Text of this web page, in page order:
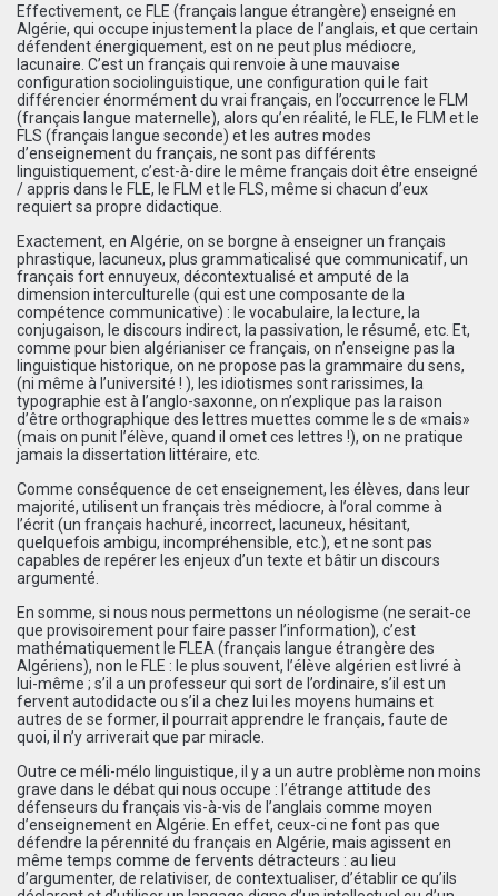
Effectivement, ce FLE (français langue étrangère) enseigné en
Algérie, qui occupe injustement la place de l’anglais, et que certain
défendent énergiquement, est on ne peut plus médiocre,
lacunaire. C’est un français qui renvoie à une mauvaise
configuration sociolinguistique, une configuration qui le fait
différencier énormément du vrai français, en l’occurrence le FLM
(français langue maternelle), alors qu’en réalité, le FLE, le FLM et le
FLS (français langue seconde) et les autres modes
d’enseignement du français, ne sont pas différents
linguistiquement, c’est-à-dire le même français doit être enseigné
/ appris dans le FLE, le FLM et le FLS, même si chacun d’eux
requiert sa propre didactique.
Exactement, en Algérie, on se borgne à enseigner un français
phrastique, lacuneux, plus grammaticalisé que communicatif, un
français fort ennuyeux, décontextualisé et amputé de la
dimension interculturelle (qui est une composante de la
compétence communicative) : le vocabulaire, la lecture, la
conjugaison, le discours indirect, la passivation, le résumé, etc. Et,
comme pour bien algérianiser ce français, on n’enseigne pas la
linguistique historique, on ne propose pas la grammaire du sens,
(ni même à l’université ! ), les idiotismes sont rarissimes, la
typographie est à l’anglo-saxonne, on n’explique pas la raison
d’être orthographique des lettres muettes comme le s de «mais»
(mais on punit l’élève, quand il omet ces lettres !), on ne pratique
jamais la dissertation littéraire, etc.
Comme conséquence de cet enseignement, les élèves, dans leur
majorité, utilisent un français très médiocre, à l’oral comme à
l’écrit (un français hachuré, incorrect, lacuneux, hésitant,
quelquefois ambigu, incompréhensible, etc.), et ne sont pas
capables de repérer les enjeux d’un texte et bâtir un discours
argumenté.
En somme, si nous nous permettons un néologisme (ne serait-ce
que provisoirement pour faire passer l’information), c’est
mathématiquement le FLEA (français langue étrangère des
Algériens), non le FLE : le plus souvent, l’élève algérien est livré à
lui-même ; s’il a un professeur qui sort de l’ordinaire, s’il est un
fervent autodidacte ou s’il a chez lui les moyens humains et
autres de se former, il pourrait apprendre le français, faute de
quoi, il n’y arriverait que par miracle.
Outre ce méli-mélo linguistique, il y a un autre problème non moins
grave dans le débat qui nous occupe : l’étrange attitude des
défenseurs du français vis-à-vis de l’anglais comme moyen
d’enseignement en Algérie. En effet, ceux-ci ne font pas que
défendre la pérennité du français en Algérie, mais agissent en
même temps comme de fervents détracteurs : au lieu
d’argumenter, de relativiser, de contextualiser, d’établir ce qu’ils